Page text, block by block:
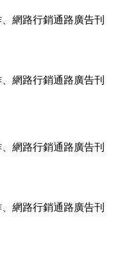
網路行銷通路廣告刊
全面優惠中....
網路行銷通路廣告刊
全面優惠中....
網路行銷通路廣告刊
全面優惠中....
網路行銷通路廣告刊
全面優惠中....